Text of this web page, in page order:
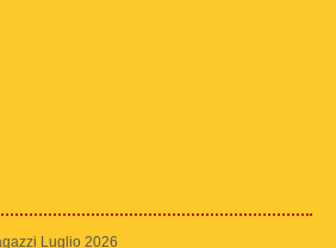
Luglio 2026